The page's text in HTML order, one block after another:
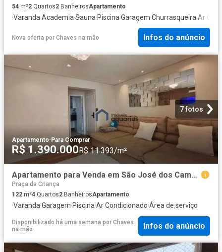
54 m²2 Quartos2 BanheirosApartamento
·Varanda·Academia·Sauna·Piscina·Garagem·Churrasqueira·Ar
Nova oferta por Chaves na mão Infos do anúncio
7 fotos
Apartamento·Para Comprar
R$ 1.390.000R$ 11.393/m²
Apartamento para Venda em São José dos Campos/SP Jardim das Indústrias 4 Quartos
Praça da Criança
122 m²4 Quartos2 BanheirosApartamento
·Varanda·Garagem·Piscina·Ar Condicionado·Área de serviço
Disponibilizado há uma semana por Chaves
na mão
Infos do anúncio